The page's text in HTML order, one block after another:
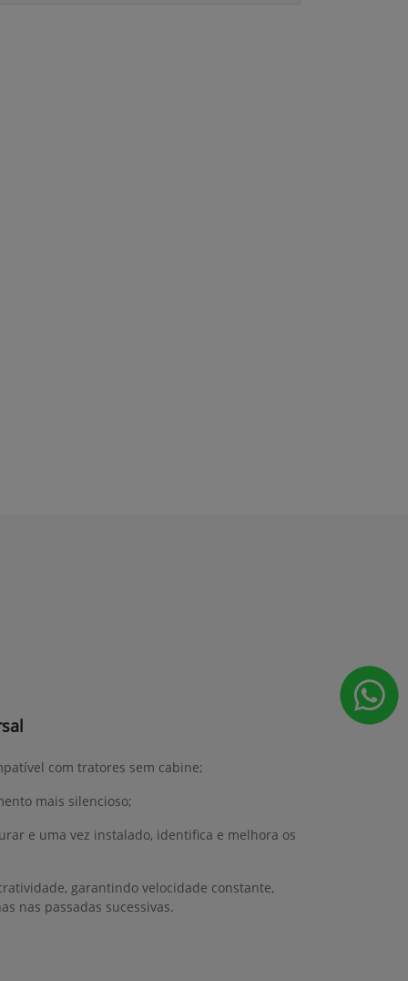
com tratores sem cabine;
mais silencioso;
e uma vez instalado, identifica e melhora os
garantindo velocidade constante,
nas passadas sucessivas.